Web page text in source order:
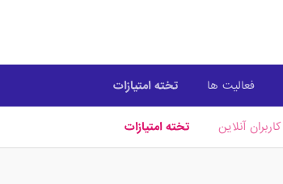
کاربران آنلاین تخته امتیازات
فعالیت ها تخته امتیازات